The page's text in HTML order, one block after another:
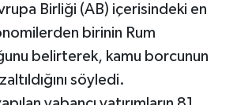
Birliği (AB) içerisindeki en
birinin Rum
belirterek, kamu borcunun
söyledi.